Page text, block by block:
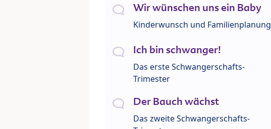
Wir wünschen uns ein Baby
Kinderwunsch und Familienplanung
Ich bin schwanger!
Das erste Schwangerschafts-
Trimester
Der Bauch wächst
Das zweite Schwangerschafts-